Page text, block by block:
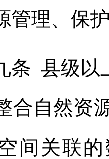
管理、保
县级以上
合自然资
间关联